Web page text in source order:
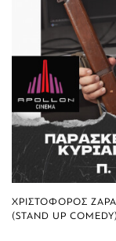
ΧΡΙΣΤΟΦΟΡΟΣ
(STAND UP COMEDY)